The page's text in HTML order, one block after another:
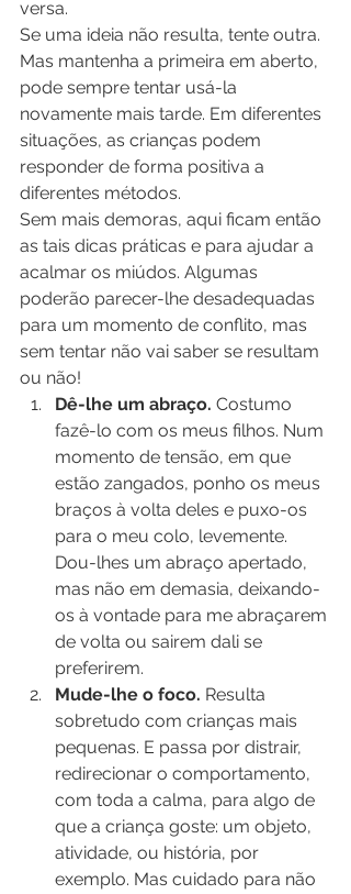
versa.
Se uma ideia não resulta, tente outra.
Mas mantenha a primeira em aberto,
pode sempre tentar usá-la
novamente mais tarde. Em diferentes
situações, as crianças podem
responder de forma positiva a
diferentes métodos.
Sem mais demoras, aqui ficam então
as tais dicas práticas e para ajudar a
acalmar os miúdos. Algumas
poderão parecer-lhe desadequadas
para um momento de conflito, mas
sem tentar não vai saber se resultam
ou não!
Dê-lhe um abraço. Costumo
fazê-lo com os meus filhos. Num
momento de tensão, em que
estão zangados, ponho os meus
braços à volta deles e puxo-os
para o meu colo, levemente.
Dou-lhes um abraço apertado,
mas não em demasia, deixando-
os à vontade para me abraçarem
de volta ou sairem dali se
preferirem.
Mude-lhe o foco. Resulta
sobretudo com crianças mais
pequenas. E passa por distrair,
redirecionar o comportamento,
com toda a calma, para algo de
que a criança goste: um objeto,
atividade, ou história, por
exemplo. Mas cuidado para não